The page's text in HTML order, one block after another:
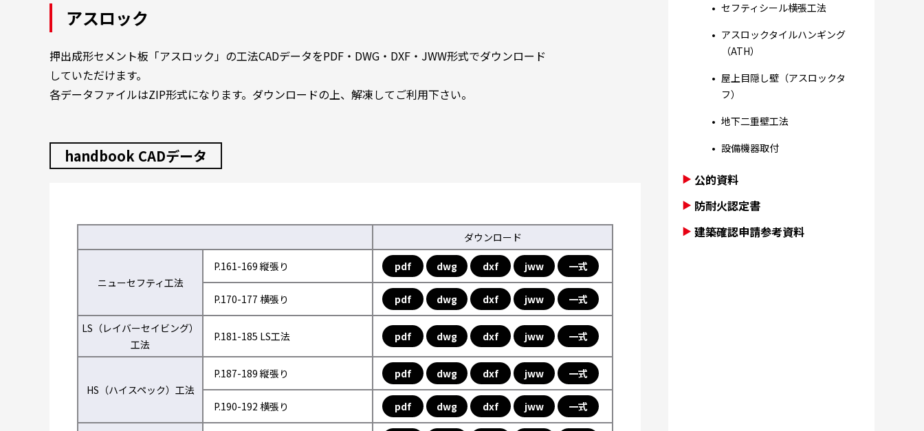
アスロック
押出成形セメント板「アスロック」の工法CADデータをPDF・DWG・DXF・JWW形式でダウンロード
していただけます。
各データファイルはZIP形式になります。ダウンロードの上、解凍してご利用下さい。
handbook CADデータ
ダウンロード
ニューセフティ工法
P.161-169 縦張り pdf dwg dxf jww 一式
P.170-177 横張り pdf dwg dxf jww 一式
LS（レイバーセイビング）
工法
P.181-185 LS工法 pdf dwg dxf jww 一式
HS（ハイスペック）工法
P.187-189 縦張り pdf dwg dxf jww 一式
P.190-192 横張り pdf dwg dxf jww 一式
セフティシール横張工法
アスロックタイルハンギング
（ATH）
屋上目隠し壁（アスロックタ
フ）
地下二重壁工法
設備機器取付
公的資料
防耐火認定書
建築確認申請参考資料